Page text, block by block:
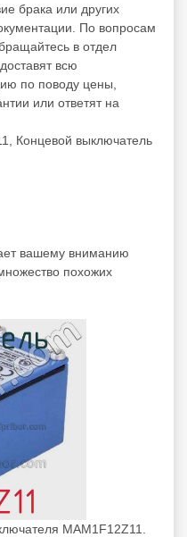
брака или других
По вопросам
в отдел
всю
по поводу цены,
или ответят на
Концевой выключатель
вашему вниманию
похожих
MAM1F12Z11.